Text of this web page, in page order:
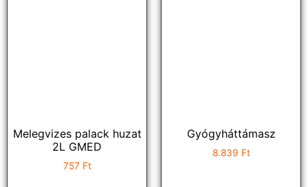
Melegvizes palack huzat
2L GMED
757 Ft
Gyógyháttámasz
8.839 Ft